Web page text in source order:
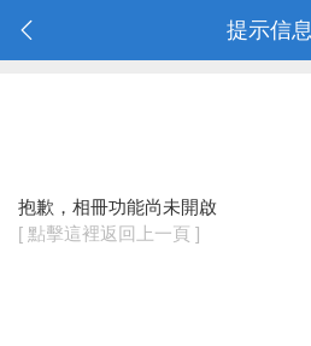
提示信息
抱歉，相冊功能尚未開啟
[ 點擊這裡返回上一頁 ]